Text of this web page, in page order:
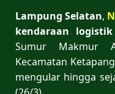
Lampung Selatan,
kendaraan logistik
Sumur Makmur
Kecamatan
mengular hingga